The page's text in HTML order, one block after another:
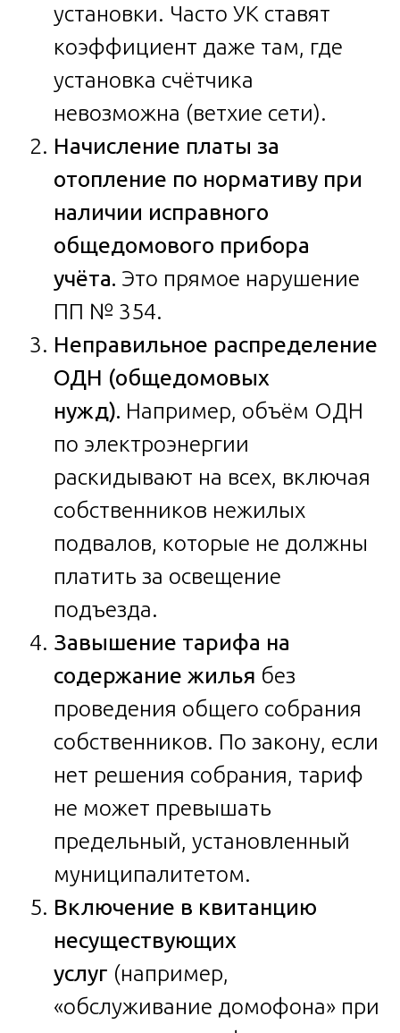
установки. Часто УК ставят
коэффициент даже там, где
установка счётчика
невозможна (ветхие сети).
Начисление платы за
отопление по нормативу при
наличии исправного
общедомового прибора
учёта. Это прямое нарушение
ПП № 354.
Неправильное распределение
ОДН (общедомовых
нужд). Например, объём ОДН
по электроэнергии
раскидывают на всех, включая
собственников нежилых
подвалов, которые не должны
платить за освещение
подъезда.
Завышение тарифа на
содержание жилья без
проведения общего собрания
собственников. По закону, если
нет решения собрания, тариф
не может превышать
предельный, установленный
муниципалитетом.
Включение в квитанцию
несуществующих
услуг (например,
«обслуживание домофона» при